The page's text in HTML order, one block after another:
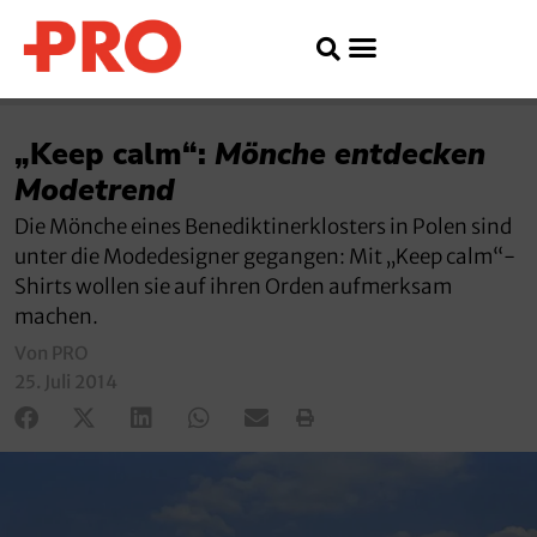
„Keep calm“: Mönche entdecken
Modetrend
Die Mönche eines Benediktinerklosters in Polen sind
unter die Modedesigner gegangen: Mit „Keep calm“-
Shirts wollen sie auf ihren Orden aufmerksam
machen.
Von PRO
25. Juli 2014